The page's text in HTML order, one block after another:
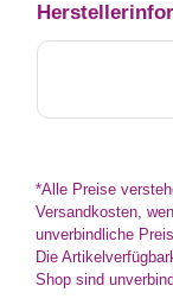
*Alle Preise
Versandkosten,
unverbindliche
Die
Shop sind